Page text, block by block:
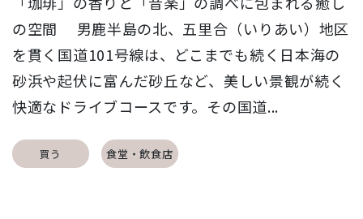
の空間 男鹿半島の北、五里合（いりあい）地区
を貫く国道101号線は、どこまでも続く日本海の
砂浜や起伏に富んだ砂丘など、美しい景観が続く
快適なドライブコースです。その国道...
買う 食堂・飲食店